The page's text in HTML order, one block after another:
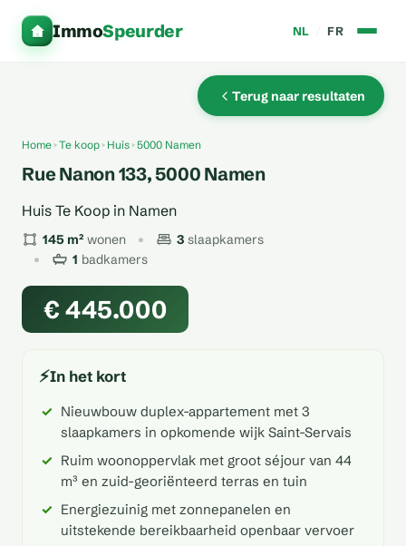
ImmoSpeurder NL FR
Terug naar resultaten
Home Te koop Huis 5000 Namen
Rue Nanon 133, 5000 Namen
Huis Te Koop in Namen
145 m² wonen 3 slaapkamers
1 badkamers
€ 445.000
⚡In het kort
Nieuwbouw duplex-appartement met 3
slaapkamers in opkomende wijk Saint-Servais
Ruim woonoppervlak met groot séjour van 44
m³ en zuid-georiënteerd terras en tuin
Energiezuinig met zonnepanelen en
uitstekende bereikbaarheid openbaar vervoer